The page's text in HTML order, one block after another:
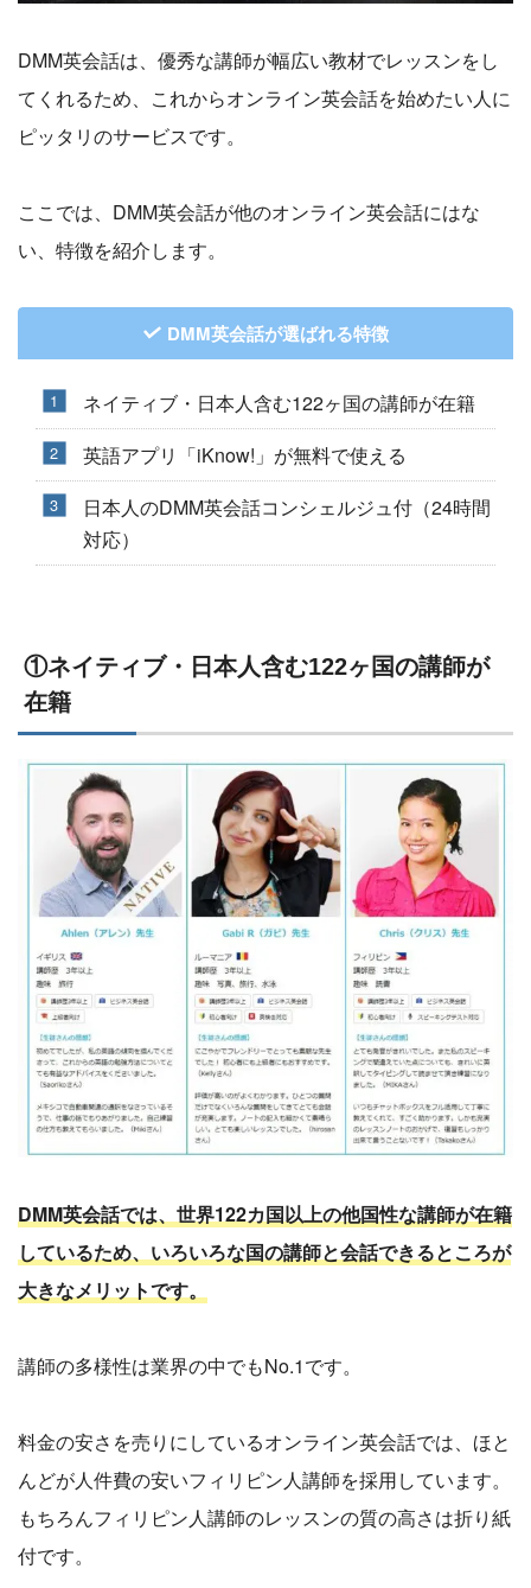
DMM英会話は、優秀な講師が幅広い教材でレッスンをし
てくれるため、これからオンライン英会話を始めたい人に
ピッタリのサービスです。
ここでは、DMM英会話が他のオンライン英会話にはな
い、特徴を紹介します。
DMM英会話が選ばれる特徴
ネイティブ・日本人含む122ヶ国の講師が在籍
英語アプリ「iKnow!」が無料で使える
日本人のDMM英会話コンシェルジュ付（24時間
対応）
①ネイティブ・日本人含む122ヶ国の講師が
在籍
DMM英会話では、世界122カ国以上の他国性な講師が在籍
しているため、いろいろな国の講師と会話できるところが
大きなメリットです。
講師の多様性は業界の中でもNo.1です。
料金の安さを売りにしているオンライン英会話では、ほと
んどが人件費の安いフィリピン人講師を採用しています。
もちろんフィリピン人講師のレッスンの質の高さは折り紙
付です。